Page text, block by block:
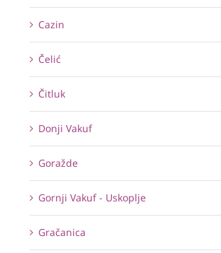
Cazin
Čelić
Čitluk
Donji Vakuf
Goražde
Gornji Vakuf - Uskoplje
Gračanica